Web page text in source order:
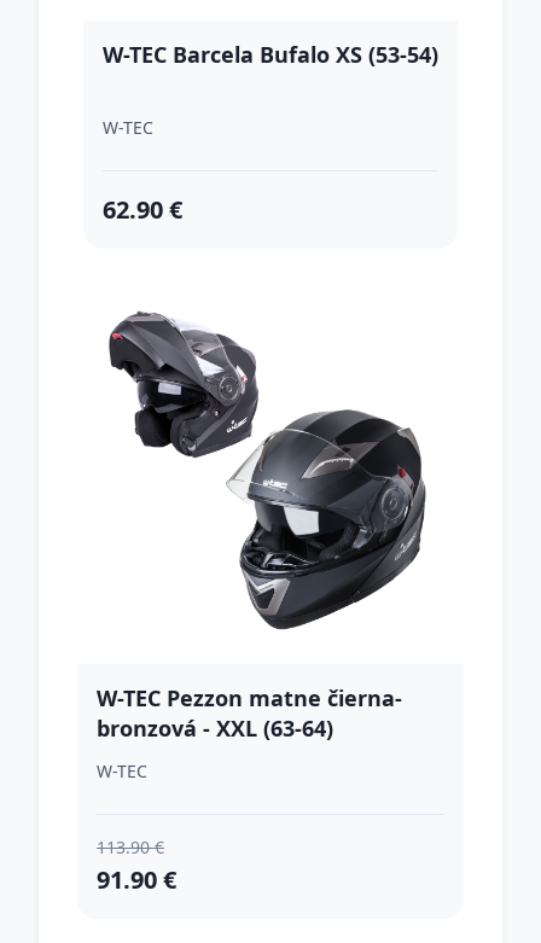
W-TEC Barcela Bufalo XS (53-54)
W-TEC
62.90 €
W-TEC Pezzon matne čierna-
bronzová - XXL (63-64)
W-TEC
113.90 €
91.90 €